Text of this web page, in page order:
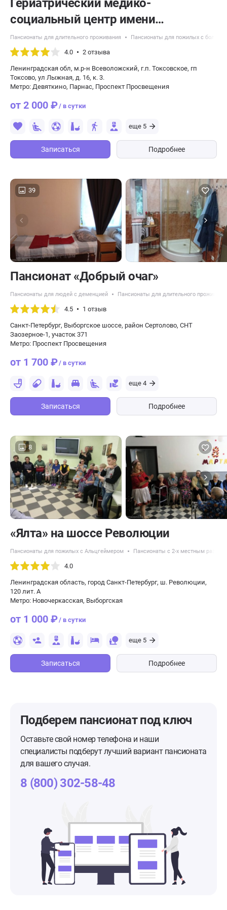
Гериатрический медико-
социальный центр имени
Императрицы Марии Федоровны
Пансионаты для длительного проживания Пансионаты для пожилых с
4.0 2 отзыва
Ленинградская обл, м.р-н Всеволожский, г.п. Токсовское, гп
Токсово, ул Лыжная, д. 16, к. 3.
Метро: Девяткино, Парнас, Проспект Просвещения
от 2 000 ₽/ в сутки
еще 5
Записаться Подробнее
39
Пансионат «Добрый очаг»
Пансионаты для людей с деменцией Пансионаты для длительного
4.5 1 отзыв
Санкт-Петербург, Выборгское шоссе, район Сертолово, СНТ
Заозерное-1, участок 371
Метро: Проспект Просвещения
от 1 700 ₽/ в сутки
еще 4
Записаться Подробнее
8
«Ялта» на шоссе Революции
Пансионаты для пожилых с Альцгеймером Пансионаты с 2-х местным
4.0
Ленинградская область, город Санкт-Петербург, ш. Революции,
120 лит. А
Метро: Новочеркасская, Выборгская
от 1 000 ₽/ в сутки
еще 5
Записаться Подробнее
Подберем пансионатпод ключ
Оставьте свой номер телефона и наши
специалисты подберут лучший вариант пансионата
для вашего случая.
8 (800) 302-58-48